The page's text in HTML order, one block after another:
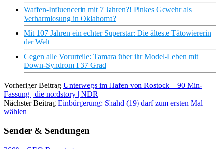
Waffen-Influencerin mit 7 Jahren?! Pinkes Gewehr als
Verharmlosung in Oklahoma?
Mit 107 Jahren ein echter Superstar: Die älteste Tätowiererin
der Welt
Gegen alle Vorurteile: Tamara über ihr Model-Leben mit
Down-Syndrom I 37 Grad
Vorheriger Beitrag Unterwegs im Hafen von Rostock – 90 Min-
Fassung | die nordstory | NDR
Nächster Beitrag Einbürgerung: Shahd (19) darf zum ersten Mal
wählen
Sender & Sendungen